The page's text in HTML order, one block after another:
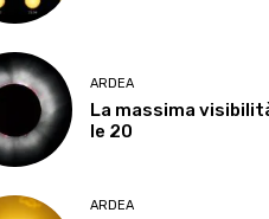
ARDEA
La massima
le 20
ARDEA